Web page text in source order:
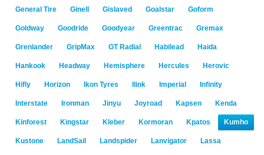
General Tire Ginell Gislaved Goalstar Goform
Goldway Goodride Goodyear Greentrac Gremax
Grenlander GripMax GT Radial Habilead Haida
Hankook Headway Hemisphere Hercules Herovic
Hifly Horizon Ikon Tyres Ilink Imperial Infinity
Interstate Ironman Jinyu Joyroad Kapsen Kenda
Kinforest Kingstar Kleber Kormoran Kpatos Kumho
Kustone LandSail Landspider Lanvigator Lassa